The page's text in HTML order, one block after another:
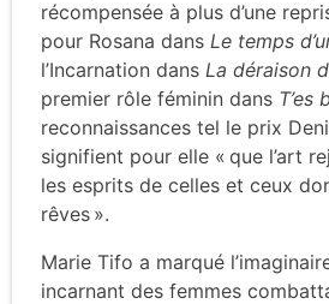
récompensée à plus d’une
pour Rosana dans Le temps
l’Incarnation dans La déraison
premier rôle féminin dans T’es
reconnaissances tel le prix
signifient pour elle « que l’art
les esprits de celles et ceux
rêves ».
Marie Tifo a marqué
incarnant des femmes